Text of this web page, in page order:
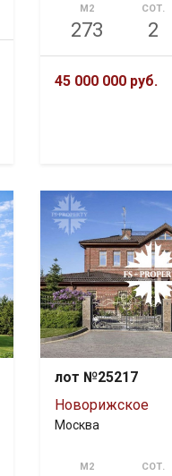
М2
273
СОТ.
2
45 000 000 руб.
лот №25217
Новорижское
Москва
М2 СОТ.